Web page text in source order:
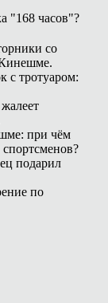
"168 часов"?
со
Кинешме.
с тротуаром:
при чём
подарил
по